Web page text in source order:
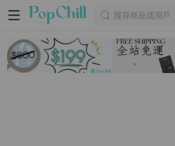
搜尋商品或用戶